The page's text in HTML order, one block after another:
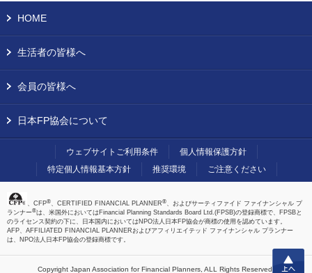
上へ
HOME
生活者の皆様へ
会員の皆様へ
日本FP協会について
ウェブサイトご利用条件
個人情報保護方針
特定個人情報基本方針
推奨環境 ご注意ください
、CFP®、CERTIFIED FINANCIAL PLANNER®、およびサーティファイド ファイナンシャル プ
ランナー®は、米国外においてはFinancial Planning Standards Board Ltd.(FPSB)の登録商標で、FPSBと
のライセンス契約の下に、日本国内においてはNPO法人日本FP協会が商標の使用を認めています。
AFP、AFFILIATED FINANCIAL PLANNERおよびアフィリエイテッド ファイナンシャル プランナー
は、NPO法人日本FP協会の登録商標です。
Copyright Japan Association for Financial Planners, ALL Rights Reserved.